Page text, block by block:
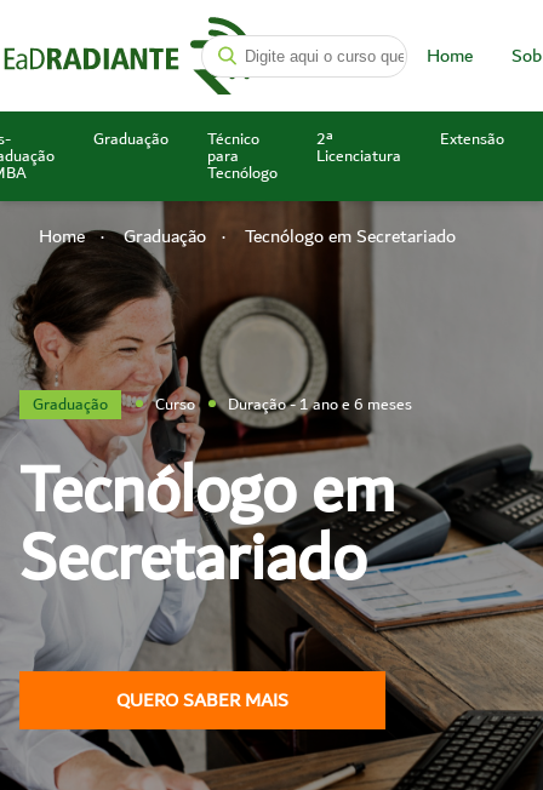
Home
Graduação Técnico
para
Tecnólogo
2ª
Licenciatura
Extensão
Home Graduação Tecnólogo em Secretariado
Graduação Curso Duração - 1 ano e 6 meses
Tecnólogo em
Secretariado
QUERO SABER MAIS